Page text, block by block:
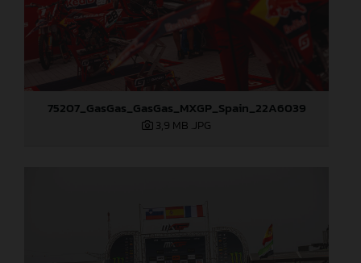
75207_GasGas_GasGas_MXGP_Spain_22A6039
3,9 MB .JPG